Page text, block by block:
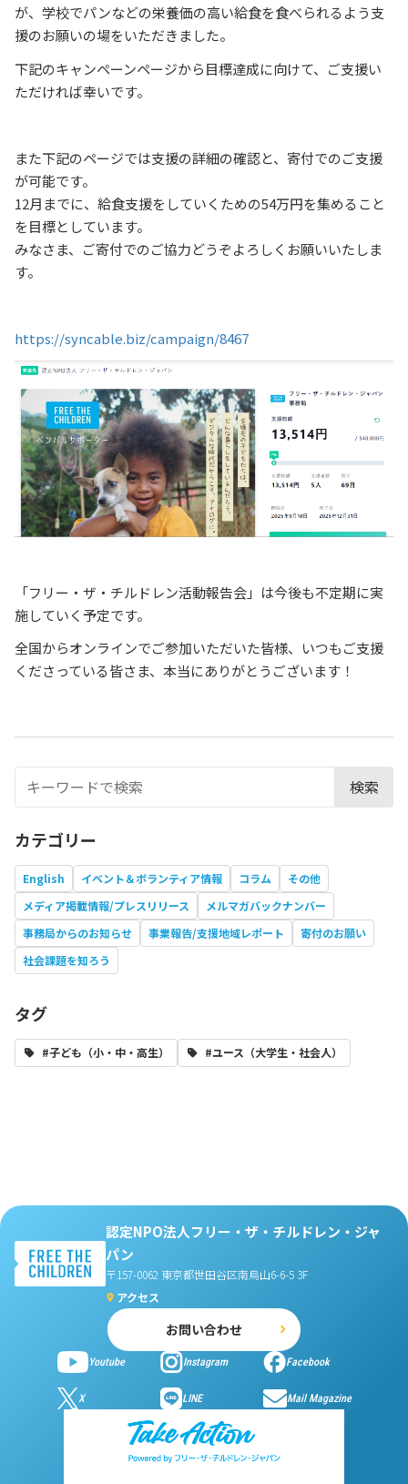
が、学校でパンなどの栄養価の高い給食を食べられるよう支
援のお願いの場をいただきました。
下記のキャンペーンページから目標達成に向けて、ご支援い
ただければ幸いです。
また下記のページでは支援の詳細の確認と、寄付でのご支援
が可能です。
12月までに、給食支援をしていくための54万円を集めること
を目標としています。
みなさま、ご寄付でのご協力どうぞよろしくお願いいたしま
す。
https://syncable.biz/campaign/8467
「フリー・ザ・チルドレン活動報告会」は今後も不定期に実
施していく予定です。
全国からオンラインでご参加いただいた皆様、いつもご支援
くださっている皆さま、本当にありがとうございます！
検索
カテゴリー
English イベント＆ボランティア情報 コラム
その他
メディア掲載情報/プレスリリース
メルマガバックナンバー
事務局からのお知らせ
事業報告/支援地域レポート
寄付のお願い
社会課題を知ろう
タグ
#子ども（小・中・高生） #ユース（大学生・社会人）
認定NPO法人フリー・ザ・チルドレン・ジャ
パン
〒157-0062 東京都世田谷区南烏山6-6-5 3F
アクセス
お問い合わせ
Youtube Instagram Facebook
X LINE Mail Magazine